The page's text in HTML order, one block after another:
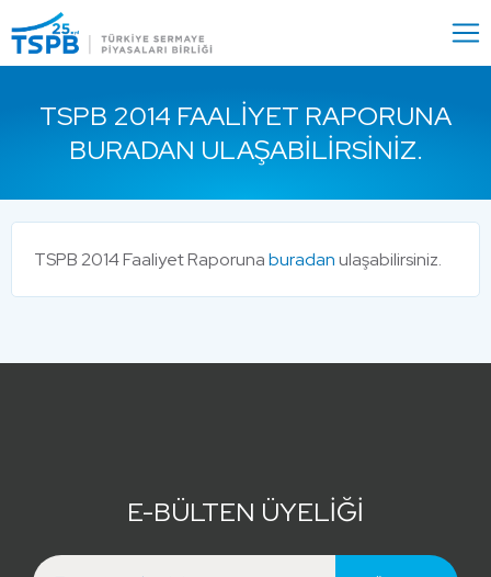
Close
TSPB 2014 FAALIYET RAPORUNA
BURADAN ULAŞABILIRSINIZ.
TSPB 2014 Faaliyet Raporunaburadanulaşabilirsiniz.
E-BÜLTEN ÜYELİĞİ